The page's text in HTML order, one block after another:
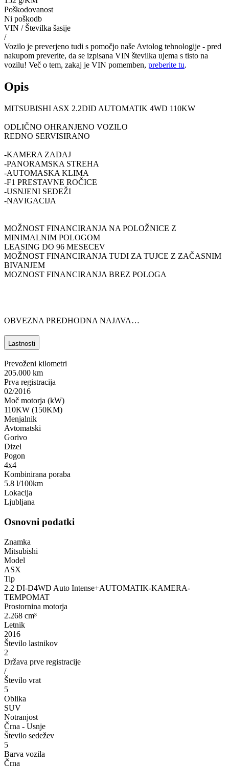
Poškodovanost
Ni poškodb
VIN / Številka šasije
/
Vozilo je preverjeno tudi s pomočjo naše Avtolog tehnologije - pred
nakupom preverite, da se izpisana VIN številka ujema s tisto na
vozilu! Več o tem, zakaj je VIN pomemben, preberite tu.
Opis
MITSUBISHI ASX 2.2DID AUTOMATIK 4WD 110KW
ODLIČNO OHRANJENO VOZILO
REDNO SERVISIRANO
-KAMERA ZADAJ
-PANORAMSKA STREHA
-AUTOMASKA KLIMA
-F1 PRESTAVNE ROČICE
-USNJENI SEDEŽI
-NAVIGACIJA
MOŽNOST FINANCIRANJA NA POLOŽNICE Z
MINIMALNIM POLOGOM
LEASING DO 96 MESECEV
MOŽNOST FINANCIRANJA TUDI ZA TUJCE Z ZAČASNIM
BIVANJEM
MOZNOST FINANCIRANJA BREZ POLOGA
OBVEZNA PREDHODNA NAJAVA…
Lastnosti
Prevoženi kilometri
205.000 km
Prva registracija
02/2016
Moč motorja (kW)
110KW (150KM)
Menjalnik
Avtomatski
Gorivo
Dizel
Pogon
4x4
Kombinirana poraba
5.8 l/100km
Lokacija
Ljubljana
Osnovni podatki
Znamka
Mitsubishi
Model
ASX
Tip
2.2 DI-D4WD Auto Intense+AUTOMATIK-KAMERA-
TEMPOMAT
Prostornina motorja
2.268 cm³
Letnik
2016
Število lastnikov
2
Država prve registracije
/
Število vrat
5
Oblika
SUV
Notranjost
Črna - Usnje
Število sedežev
5
Barva vozila
Črna